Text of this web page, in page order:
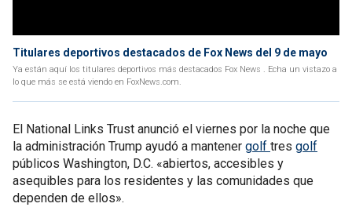
Titulares deportivos destacados de Fox News del 9 de mayo
Ya están aquí los titulares deportivos más destacados Fox News . Echa un vistazo a
lo que más se está viendo en FoxNews.com.
El National Links Trust anunció el viernes por la noche que
la administración Trump ayudó a mantener golf tres golf
públicos Washington, D.C. «abiertos, accesibles y
asequibles para los residentes y las comunidades que
dependen de ellos».